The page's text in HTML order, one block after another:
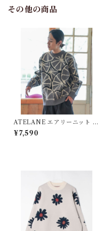
その他の商品
ATELANE エアリーニット W
ジャガード クルーネック フル
ーツ グレー 25A-21032
¥7,590